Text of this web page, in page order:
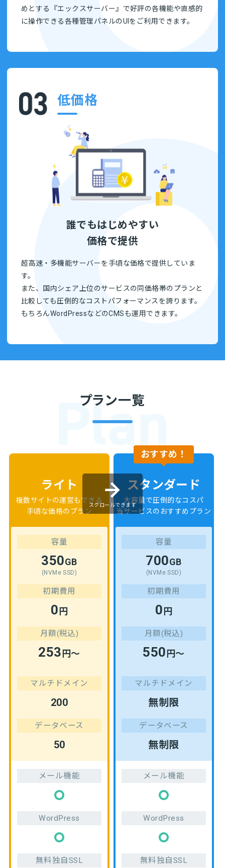
めとする『エックスサーバー』で好評の各機能や直感的
に操作できる各種管理パネルのUIをご利用できます。
低価格
誰でもはじめやすい
価格で提供
超高速・多機能サーバーを手頃な価格で提供していま
す。
また、国内シェア上位のサービスの同価格帯のプランと
比較しても圧倒的なコストパフォーマンスを誇ります。
もちろんWordPressなどのCMSも運用できます。
プラン一覧
ライト
複数サイトの運営もできる
手頃な価格のプラン
容量
350GB
(NVMe SSD)
初期費用
0 円
月額(税込)
253 円～
マルチドメイン
200
データベース
50
メール機能
WordPress
無料独自SSL
おすすめ！
スタンダード
大容量で圧倒的なコスパ
当サービスのおすすめプラン
容量
700GB
(NVMe SSD)
初期費用
0 円
月額(税込)
550 円～
マルチドメイン
無制限
データベース
無制限
メール機能
WordPress
無料独自SSL
スクロールできます